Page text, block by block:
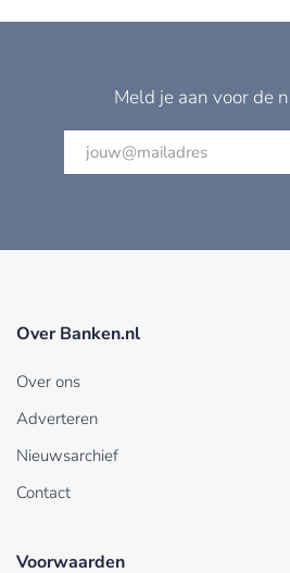
Meld je aan voor de
Over Banken.nl
Over ons
Adverteren
Nieuwsarchief
Contact
Voorwaarden